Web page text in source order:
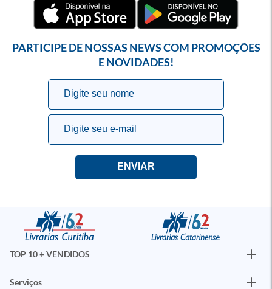
PARTICIPE DE NOSSAS NEWS COM PROMOÇÕES
E NOVIDADES!
TOP 10 + VENDIDOS
Serviços